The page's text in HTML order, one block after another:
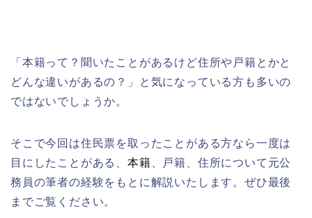
「本籍って？聞いたことがあるけど住所や戸籍とかと
どんな違いがあるの？」と気になっている方も多いの
ではないでしょうか。
そこで今回は住民票を取ったことがある方なら一度は
目にしたことがある、本籍 、戸籍、住所について元公
務員の筆者の経験をもとに解説いたします。ぜひ最後
までご覧ください。